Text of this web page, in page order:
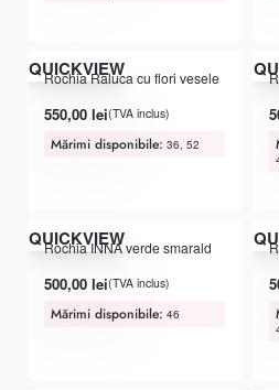
QUICKVIEW
Rochia Raluca cu flori vesele
550,00 lei(TVA inclus)
Mărimi disponibile: 36, 52
QUICKVIEW
Rochia INNA verde smarald
500,00 lei(TVA inclus)
Mărimi disponibile: 46